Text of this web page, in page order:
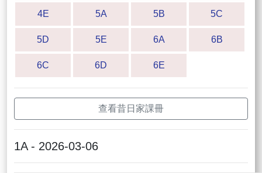
4E 5A 5B 5C
5D 5E 6A 6B
6C 6D 6E
查看昔日家課冊
1A - 2026-03-06